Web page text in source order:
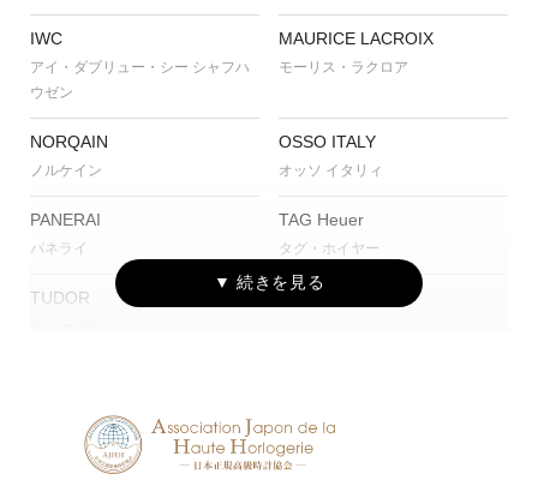
IWC
アイ・ダブリュー・シー シャフハ
ウゼン
MAURICE LACROIX
モーリス・ラクロア
NORQAIN
ノルケイン
OSSO ITALY
オッソ イタリィ
PANERAI
パネライ
TAG Heuer
タグ・ホイヤー
TUDOR